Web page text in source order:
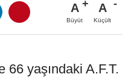
A
Büyüt
A
Küçült
66 yaşındaki A.F.T.